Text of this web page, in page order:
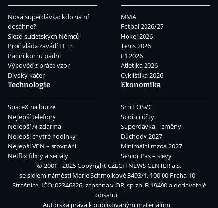
Nová superdávka: kdo na ní
dosáhne?
Sjezd sudetských Němců
Proč vláda zavádí EET?
Padni komu padni
Výpověď z práce vzor
Divoký kačer
MMA
Fotbal 2026/27
Hokej 2026
Tenis 2026
F1 2026
Atletika 2026
Cyklistika 2026
Technologie
SpaceX na burze
Nejlepší telefony
Nejlepší AI zdarma
Nejlepší chytré hodinky
Nejlepší VPN – srovnání
Netflix filmy a seriály
Ekonomika
Smrt OSVČ
Spořicí účty
Superdávka – změny
Důchody 2027
Minimální mzda 2027
Senior Pas – slevy
© 2001 - 2026 CopyrightCZECH NEWS CENTER a.s.
se sídlem náměstí Marie Schmolkové 3493/1, 100 00 Praha 10 -
Strašnice, IČO: 02346826, zapsána v OR, sp.zn. B 19490 a dodavatelé
obsahu
Autorská práva k publikovaným materiálům